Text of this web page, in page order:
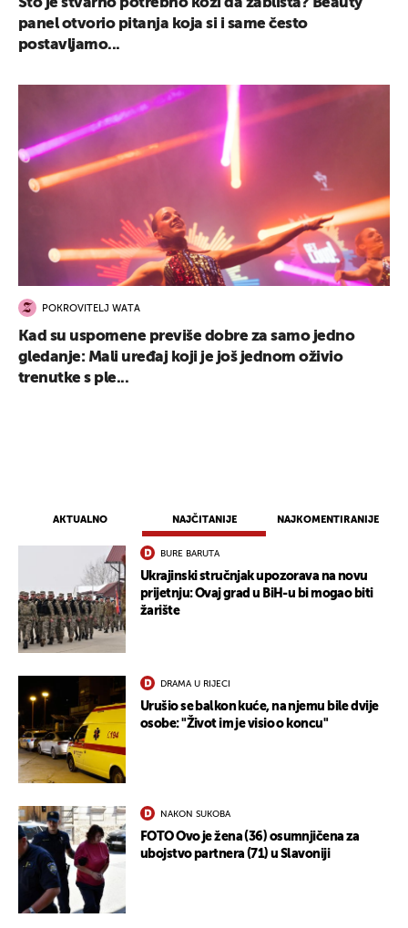
AKTUALNO NAJČITANIJE NAJKOMENTIRANIJE
BURE BARUTA
Ukrajinski stručnjak upozorava na novu
prijetnju: Ovaj grad u BiH-u bi mogao biti
žarište
DRAMA U RIJECI
Urušio se balkon kuće, na njemu bile dvije
osobe: "Život im je visio o koncu"
NAKON SUKOBA
FOTO Ovo je žena (36) osumnjičena za
ubojstvo partnera (71) u Slavoniji
panel otvorio pitanja koja si i same često
postavljamo...
POKROVITELJ WATA
Kad su uspomene previše dobre za samo jedno
gledanje: Mali uređaj koji je još jednom oživio
trenutke s ple...